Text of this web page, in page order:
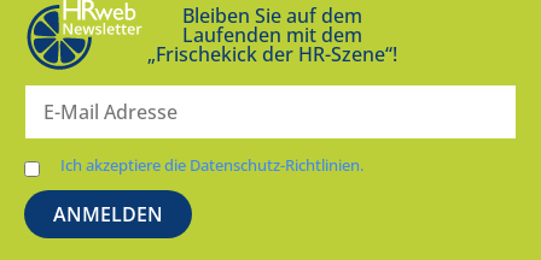
Bleiben Sie auf dem
Laufenden mit dem
„Frischekick der HR-Szene“!
Ich akzeptiere die Datenschutz-Richtlinien.